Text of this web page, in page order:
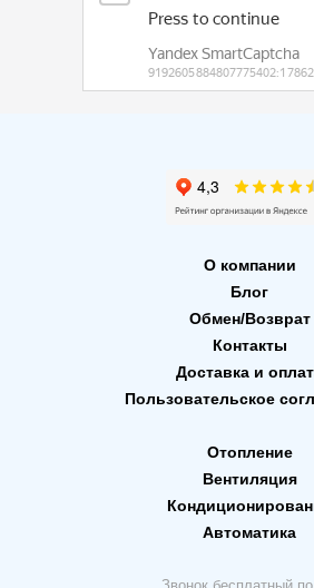
О компании
Блог
Обмен/Возврат
Контакты
Доставка и
Пользовательское
Отопление
Вентиляция
Автоматика